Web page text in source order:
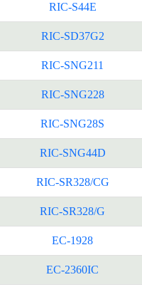
RIC-S44E
RIC-SD37G2
RIC-SNG211
RIC-SNG228
RIC-SNG28S
RIC-SNG44D
RIC-SR328/CG
RIC-SR328/G
EC-1928
EC-2360IC